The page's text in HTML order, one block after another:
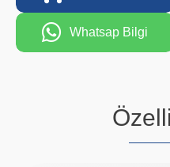
Whatsap Bilgi